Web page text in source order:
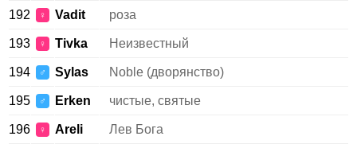
192 ♀ Vadit роза
193 ♀ Tivka Неизвестный
194 ♂ Sylas Noble (дворянство)
195 ♂ Erken чистые, святые
196 ♀ Areli Лев Бога